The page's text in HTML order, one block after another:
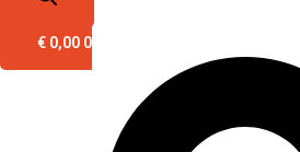
€ 0,00 0